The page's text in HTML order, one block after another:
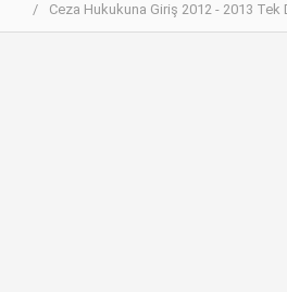
Ceza Hukukuna Giriş 2012 - 2013 Tek